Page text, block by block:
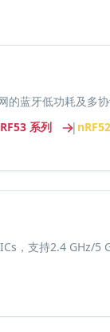
的蓝牙低功耗及多
系列 |
，支持2.4 GHz/5